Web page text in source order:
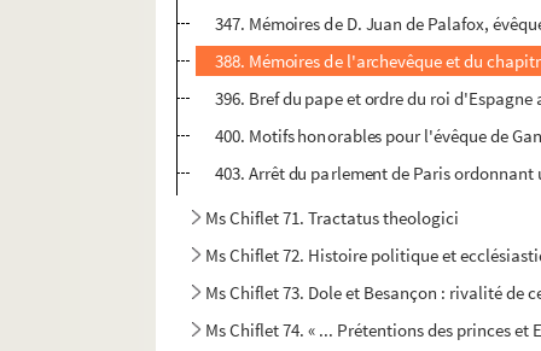
347. Mémoires de D. Juan de Palafox,
388. Mémoires de l'archevêque et du
396. Bref du pape et ordre du roi
400. Motifs honorables pour l'évêque de
403. Arrêt du parlement de Paris
Ms Chiflet 71. Tractatus theologici
Ms Chiflet 72. Histoire politique et
Ms Chiflet 73. Dole et Besançon : rivalité de
Ms Chiflet 74. « ... Prétentions des princes